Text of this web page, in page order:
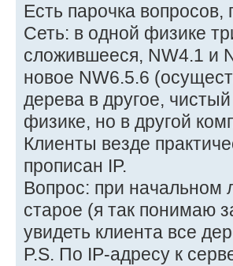
Есть парочка
Сеть: в одной физике
сложившееся, NW4.1 и
новое NW6.5.6
дерева в другое,
физике, но в другой
Клиенты везде
прописан IP.
Вопрос: при начальном
старое (я так понимаю
увидеть клиента все
P.S. По IP-адресу к